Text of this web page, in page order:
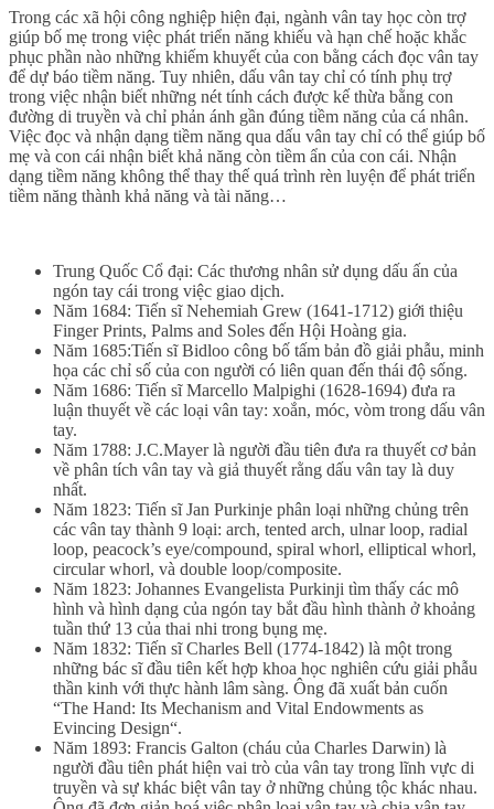
Trong các xã hội công nghiệp hiện đại, ngành vân tay học còn trợ
giúp bố mẹ trong việc phát triển năng khiếu và hạn chế hoặc khắc
phục phần nào những khiếm khuyết của con bằng cách đọc vân tay
để dự báo tiềm năng. Tuy nhiên, dấu vân tay chỉ có tính phụ trợ
trong việc nhận biết những nét tính cách được kế thừa bằng con
đường di truyền và chỉ phản ánh gần đúng tiềm năng của cá nhân.
Việc đọc và nhận dạng tiềm năng qua dấu vân tay chỉ có thể giúp bố
mẹ và con cái nhận biết khả năng còn tiềm ẩn của con cái. Nhận
dạng tiềm năng không thể thay thế quá trình rèn luyện để phát triển
tiềm năng thành khả năng và tài năng…
Trung Quốc Cổ đại: Các thương nhân sử dụng dấu ấn của
ngón tay cái trong việc giao dịch.
Năm 1684: Tiến sĩ Nehemiah Grew (1641-1712) giới thiệu
Finger Prints, Palms and Soles đến Hội Hoàng gia.
Năm 1685:Tiến sĩ Bidloo công bố tấm bản đồ giải phẫu, minh
họa các chỉ số của con người có liên quan đến thái độ sống.
Năm 1686: Tiến sĩ Marcello Malpighi (1628-1694) đưa ra
luận thuyết về các loại vân tay: xoắn, móc, vòm trong dấu vân
tay.
Năm 1788: J.C.Mayer là người đầu tiên đưa ra thuyết cơ bản
về phân tích vân tay và giả thuyết rằng dấu vân tay là duy
nhất.
Năm 1823: Tiến sĩ Jan Purkinje phân loại những chủng trên
các vân tay thành 9 loại: arch, tented arch, ulnar loop, radial
loop, peacock’s eye/compound, spiral whorl, elliptical whorl,
circular whorl, và double loop/composite.
Năm 1823: Johannes Evangelista Purkinji tìm thấy các mô
hình và hình dạng của ngón tay bắt đầu hình thành ở khoảng
tuần thứ 13 của thai nhi trong bụng mẹ.
Năm 1832: Tiến sĩ Charles Bell (1774-1842) là một trong
những bác sĩ đầu tiên kết hợp khoa học nghiên cứu giải phẫu
thần kinh với thực hành lâm sàng. Ông đã xuất bản cuốn
“The Hand: Its Mechanism and Vital Endowments as
Evincing Design“.
Năm 1893: Francis Galton (cháu của Charles Darwin) là
người đầu tiên phát hiện vai trò của vân tay trong lĩnh vực di
truyền và sự khác biệt vân tay ở những chủng tộc khác nhau.